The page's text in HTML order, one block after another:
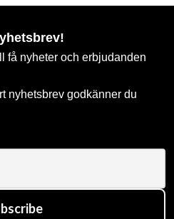
få nyheter och erbjudanden
nyhetsbrev godkänner du